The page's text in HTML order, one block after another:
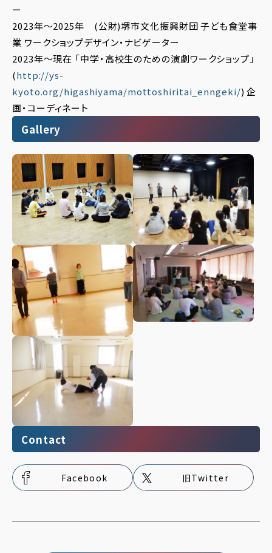
ー
2023年〜2025年 (公財)堺市文化振興財団 子ども食堂事
業 ワークショップデザイン・ナビゲーター
2023年〜現在 「中学・高校生のための演劇ワークショップ」
(http://ys-
kyoto.org/higashiyama/mottoshiritai_enngeki/) 企
画・コーディネート
Gallery
Contact
Facebook 旧Twitter